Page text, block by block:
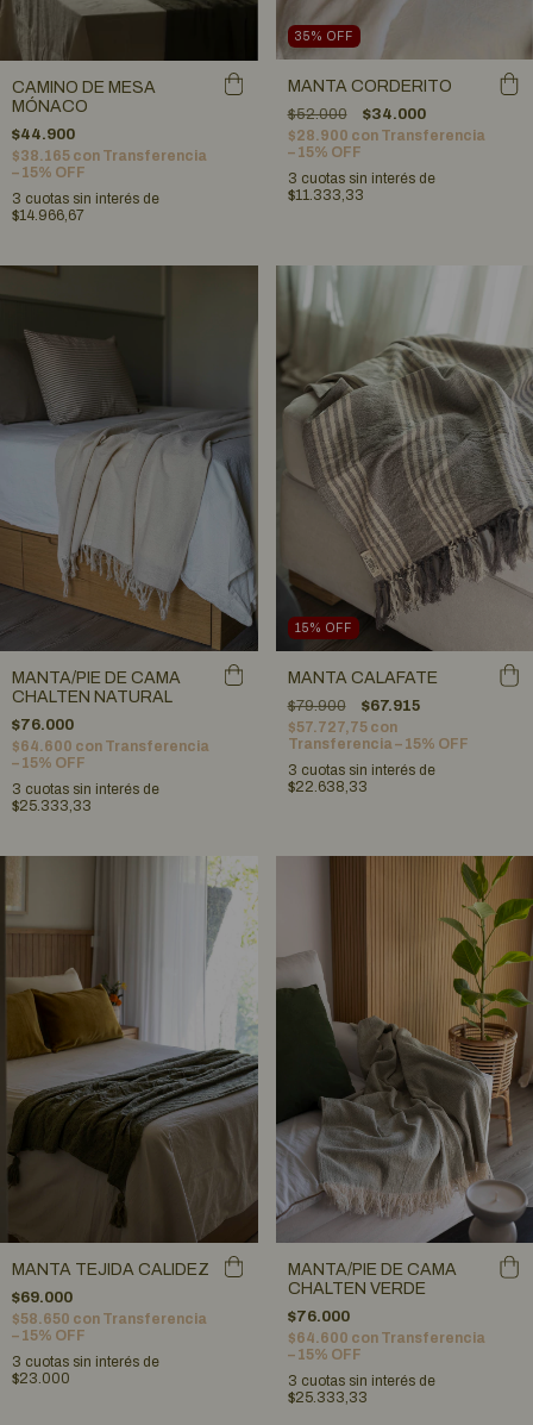
CAMINO DE MESA
MÓNACO
$44.900
$38.165 con Transferencia
– 15% OFF
3 cuotas sin interés de
$14.966,67
35% OFF
MANTA CORDERITO
$52.000
$34.000
$28.900 con Transferencia
– 15% OFF
3 cuotas sin interés de
$11.333,33
MANTA/PIE DE CAMA
CHALTEN NATURAL
$76.000
$64.600 con Transferencia
– 15% OFF
3 cuotas sin interés de
$25.333,33
15% OFF
MANTA CALAFATE
$79.900
$67.915
$57.727,75 con
Transferencia – 15% OFF
3 cuotas sin interés de
$22.638,33
MANTA TEJIDA CALIDEZ
$69.000
$58.650 con Transferencia
– 15% OFF
3 cuotas sin interés de
$23.000
MANTA/PIE DE CAMA
CHALTEN VERDE
$76.000
$64.600 con Transferencia
– 15% OFF
3 cuotas sin interés de
$25.333,33